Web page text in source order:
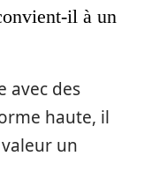
il à un
avec des
haute, il
un